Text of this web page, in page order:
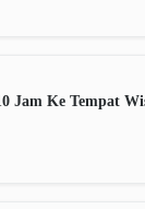
Jam Ke Tempat